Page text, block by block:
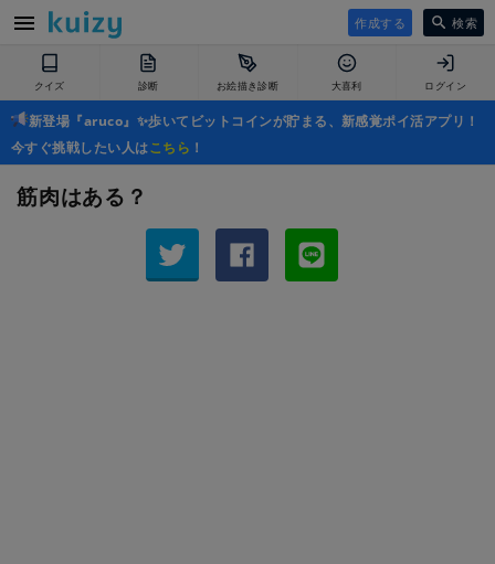
作成する 検索
クイズ 診断 お絵描き診断 大喜利 ログイン
新登場『aruco』✨歩いてビットコインが貯まる、新感覚ポイ活アプリ！
今すぐ挑戦したい人はこちら ！
筋肉はある？